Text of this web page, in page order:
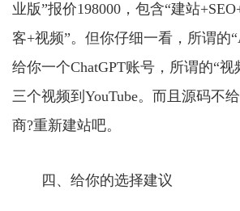
业版”报价198000，包含“建站
客+视频”。但你仔细一看，所谓的
给你一个ChatGPT账号，所谓的“
三个视频到YouTube。而且源码不
商?重新建站吧。
四、给你的选择建议